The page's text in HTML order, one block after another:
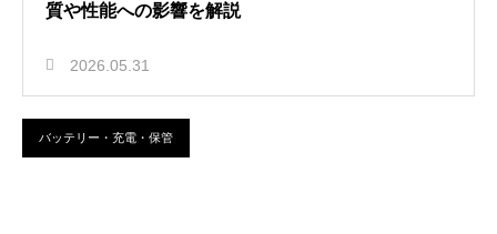
質や性能への影響を解説
2026.05.31
バッテリー・充電・保管